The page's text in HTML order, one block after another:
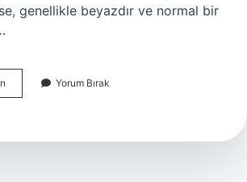
genellikle beyazdır ve normal bir
Gebelikte
Akıntı
Yorum Bırak